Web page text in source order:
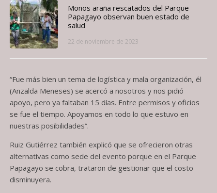
Monos araña rescatados del Parque
Papagayo observan buen estado de
salud
22 de noviembre de 2023
“Fue más bien un tema de logística y mala organización, él
(Anzalda Meneses) se acercó a nosotros y nos pidió
apoyo, pero ya faltaban 15 días. Entre permisos y oficios
se fue el tiempo. Apoyamos en todo lo que estuvo en
nuestras posibilidades”.
Ruiz Gutiérrez también explicó que se ofrecieron otras
alternativas como sede del evento porque en el Parque
Papagayo se cobra, trataron de gestionar que el costo
disminuyera.